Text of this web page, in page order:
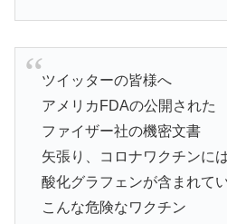
ツイッターの皆様へ
アメリカFDAの公開された
ファイザー社の機密文書
矢張り、コロナワクチンに
酸化グラフェンが含まれて
こんな危険なワクチン